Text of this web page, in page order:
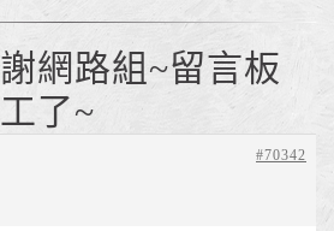
網路組~留言板
了~
#70342